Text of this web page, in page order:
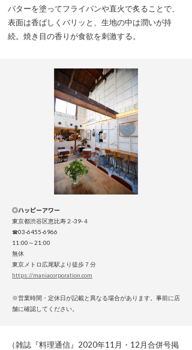
バターを塗ってフライパンや直火で炙ることで、
表面は香ばしくバリッと、生地の中は潤いが持
続。焼き目の香りが食欲を刺激する。
◎ハッピーアワー
東京都渋谷区恵比寿２-39-４
☎03-6455-6966
11:00～21:00
無休
東京メトロ広尾駅より徒歩７分
https://maniacorporation.com
※営業時間・定休日が記載と異なる場合があります。事前に店
舗に確認してください。
（雑誌『料理通信』2020年11月・12月合併号掲